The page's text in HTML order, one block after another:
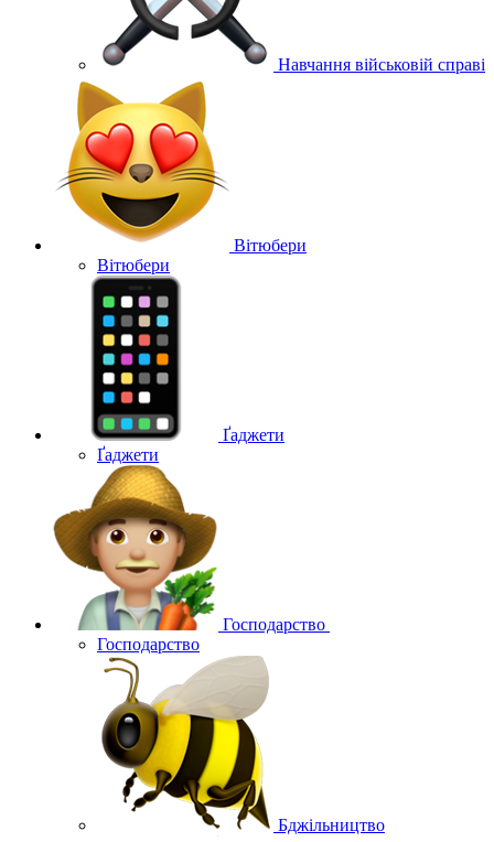
Навчання військовій справі
Вітюбери
Вітюбери
Ґаджети
Ґаджети
Господарство
Господарство
Бджільництво